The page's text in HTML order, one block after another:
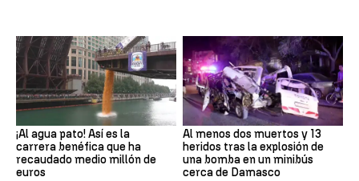
¡Al agua pato! Así es la
carrera benéfica que ha
recaudado medio millón de
euros
Al menos dos muertos y 13
heridos tras la explosión de
una bomba en un minibús
cerca de Damasco